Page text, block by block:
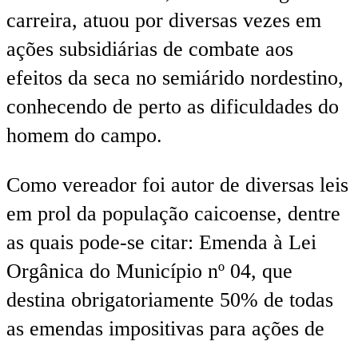
carreira, atuou por diversas vezes em
ações subsidiárias de combate aos
efeitos da seca no semiárido nordestino,
conhecendo de perto as dificuldades do
homem do campo.
Como vereador foi autor de diversas leis
em prol da população caicoense, dentre
as quais pode-se citar: Emenda à Lei
Orgânica do Município nº 04, que
destina obrigatoriamente 50% de todas
as emendas impositivas para ações de